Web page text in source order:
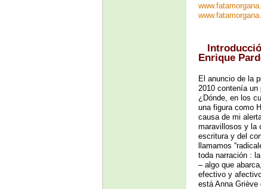
Enrique
El anuncio de la
2010 contenía
¿Dónde, en los
una figura como
causa de mi
maravillosos y la
escritura y del
llamamos
toda narración :
– algo que
efectivo y
está Anna Griève